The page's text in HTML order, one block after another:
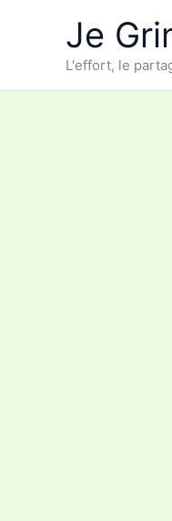
Je
L'effort, le